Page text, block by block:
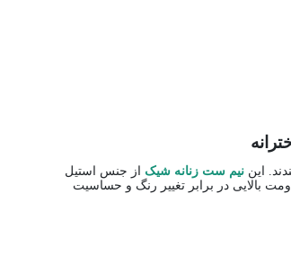
ایننیم ست زنانه شیک از جنس استیل
بالایی در برابر تغییر رنگ و حساسیت